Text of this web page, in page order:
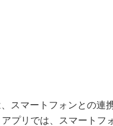
スマートフォンとの連
プリでは、スマートフ